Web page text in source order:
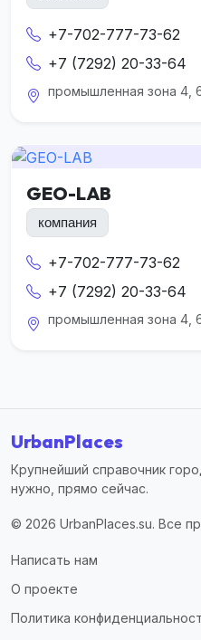
+7-702-777-73-62
+7 (7292) 20-33-64
промышленная зона 4,
GEO-LAB
компания
+7-702-777-73-62
+7 (7292) 20-33-64
промышленная зона 4,
UrbanPlaces
Крупнейший справочник
нужно, прямо сейчас.
© 2026 UrbanPlaces.su. Все
Написать нам
О проекте
Политика